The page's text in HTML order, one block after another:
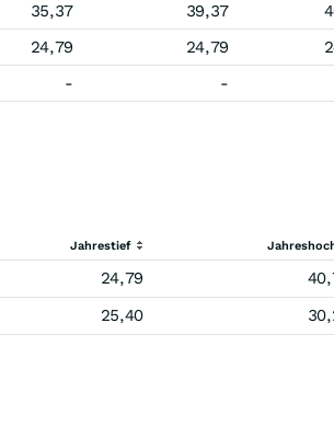
35,37 39,37
24,79 24,79
- -
Jahrestief
24,79
25,40